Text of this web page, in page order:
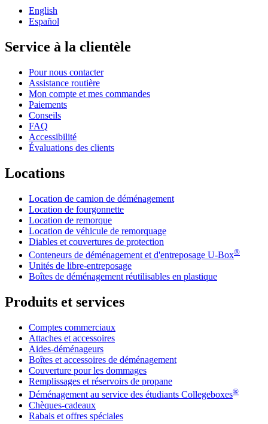
English
Español
Service à la clientèle
Pour nous contacter
Assistance routière
Mon compte et mes commandes
Paiements
Conseils
FAQ
Accessibilité
Évaluations des clients
Locations
Location de camion de déménagement
Location de fourgonnette
Location de remorque
Location de véhicule de remorquage
Diables et couvertures de protection
Conteneurs de déménagement et d'entreposage U-Box®
Unités de libre-entreposage
Boîtes de déménagement réutilisables en plastique
Produits et services
Comptes commerciaux
Attaches et accessoires
Aides-déménageurs
Boîtes et accessoires de déménagement
Couverture pour les dommages
Remplissages et réservoirs de propane
Déménagement au service des étudiants Collegeboxes®
Chèques-cadeaux
Rabais et offres spéciales